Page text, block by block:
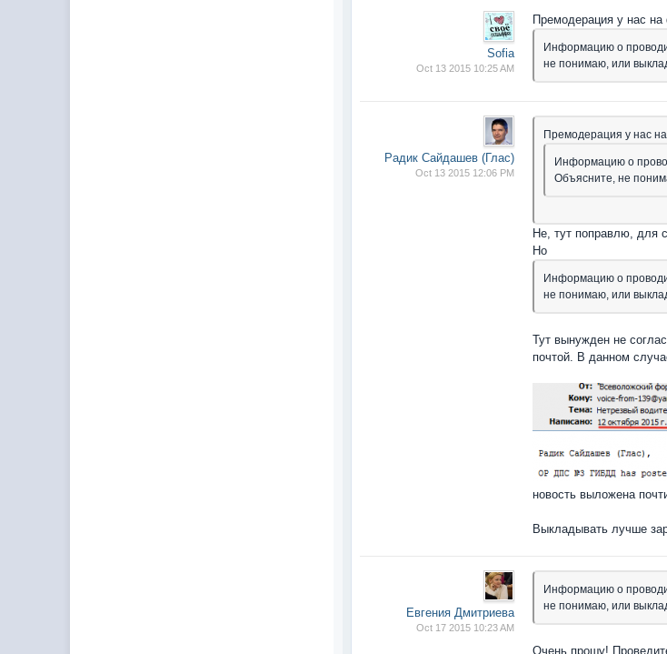
Sofia
Oct 13 2015 10:25 AM
Премодерация у нас
Информацию о
не понимаю, или
Радик Сайдашев (Глас)
Oct 13 2015 12:06 PM
Премодерация у нас
Информацию о
Объясните, не
Не, тут поправлю, для
Но
Информацию о
не понимаю, или
Тут вынужден не
почтой. В данном
новость выложена
Выкладывать лучше
Евгения Дмитриева
Oct 17 2015 10:23 AM
Информацию о
не понимаю, или
Очень прошу!